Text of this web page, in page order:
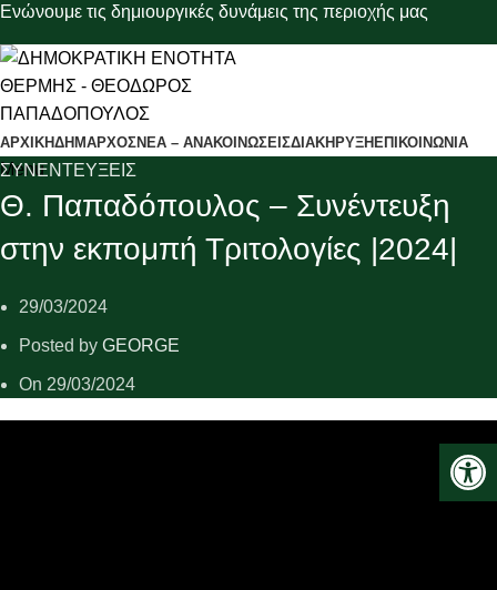
Eνώνουμε τις δημιουργικές δυνάμεις της περιοχής μας
ΑΡΧΙΚΗΔΗΜΑΡΧΟΣΝΕΑ – ΑΝΑΚΟΙΝΩΣΕΙΣΔΙΑΚΗΡΥΞΗ ΕΠΙΚΟΙΝΩΝΙΑ
Menu
ΣΥΝΕΝΤΕΥΞΕΙΣ
Θ. Παπαδόπουλος – Συνέντευξη
στην εκπομπή Τριτολογίες |2024|
29/03/2024
Posted by GEORGE
On 29/03/2024